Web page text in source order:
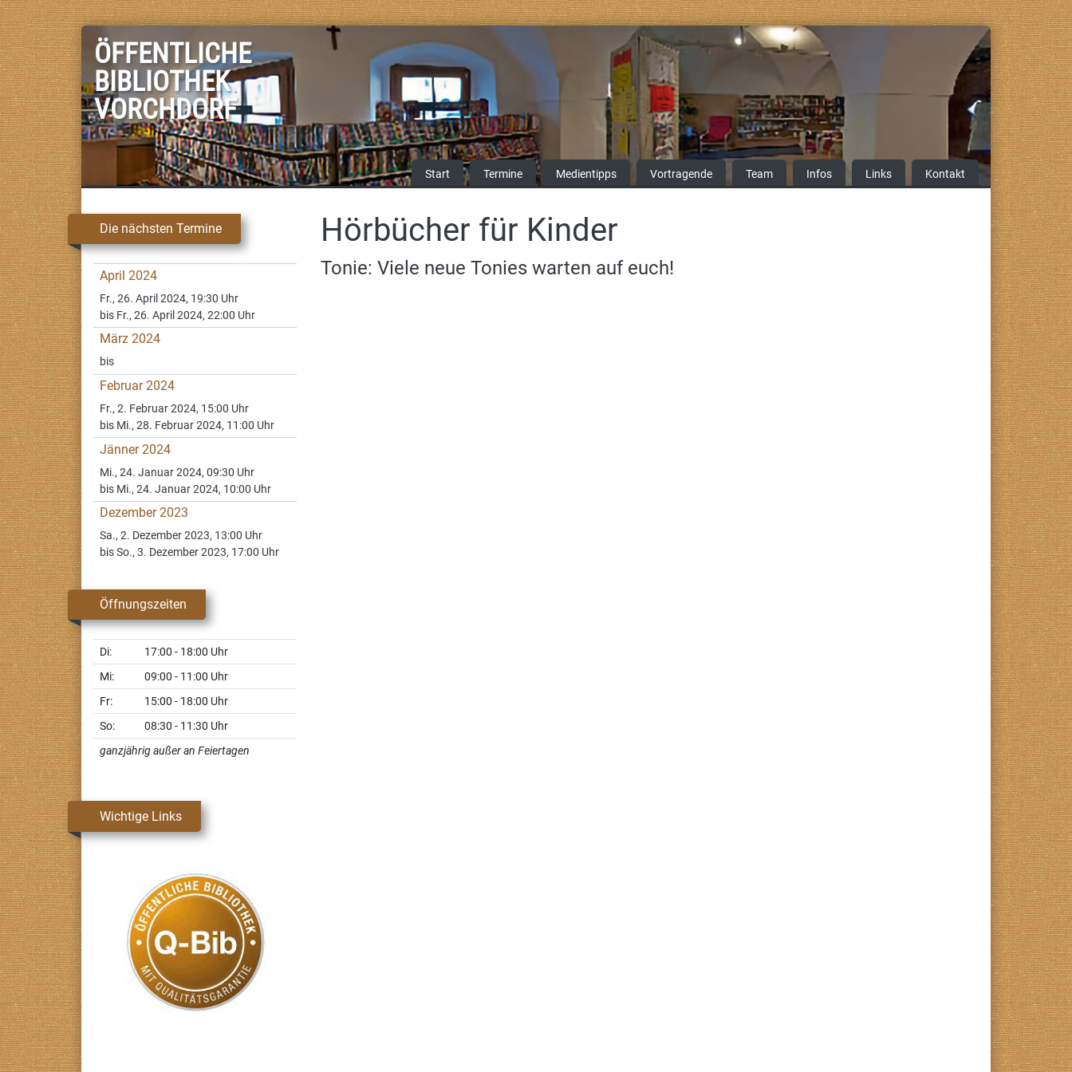
ÖFFENTLICHE
BIBLIOTHEK
VORCHDORF
Start Termine Medientipps Vortragende Team Infos Links Kontakt
Hörbücher für Kinder
Tonie: Viele neue Tonies warten auf euch!
Die nächsten Termine
April 2024
Fr., 26. April 2024, 19:30 Uhr
bis Fr., 26. April 2024, 22:00 Uhr
März 2024
bis
Februar 2024
Fr., 2. Februar 2024, 15:00 Uhr
bis Mi., 28. Februar 2024, 11:00 Uhr
Jänner 2024
Mi., 24. Januar 2024, 09:30 Uhr
bis Mi., 24. Januar 2024, 10:00 Uhr
Dezember 2023
Sa., 2. Dezember 2023, 13:00 Uhr
bis So., 3. Dezember 2023, 17:00 Uhr
Öffnungszeiten
Di: 17:00 - 18:00 Uhr
Mi: 09:00 - 11:00 Uhr
Fr: 15:00 - 18:00 Uhr
So: 08:30 - 11:30 Uhr
ganzjährig außer an Feiertagen
Wichtige Links